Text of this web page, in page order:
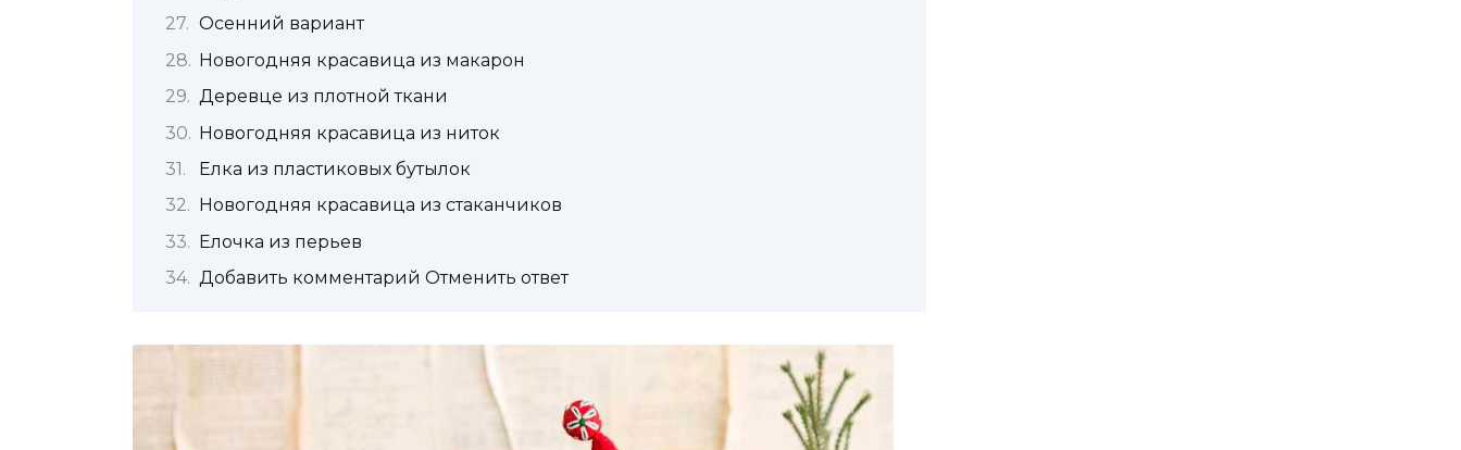
Осенний вариант
Новогодняя красавица из макарон
Деревце из плотной ткани
Новогодняя красавица из ниток
Елка из пластиковых бутылок
Новогодняя красавица из стаканчиков
Елочка из перьев
Добавить комментарий Отменить ответ